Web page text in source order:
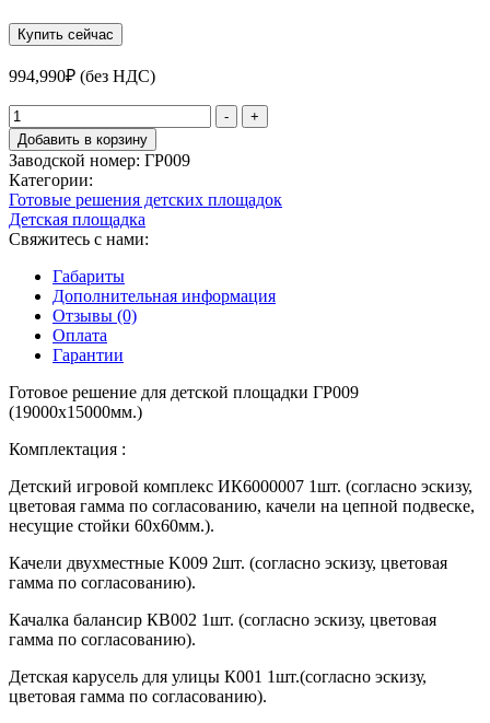
Купить сейчас
994,990₽ (без НДС)
Количество
товара
Готовое
решение
для
детской
площадки
ГР009
-
+
Добавить в корзину
Заводской номер: ГP009
Категории:
Готовые решения детских площадок
Детская площадка
Свяжитесь с нами:
Габариты
Дополнительная информация
Отзывы (0)
Оплата
Гарантии
Готовое решение для детской площадки ГР009
(19000х15000мм.)
Комплектация :
Детский игровой комплекс ИК6000007 1шт. (согласно эскизу,
цветовая гамма по согласованию, качели на цепной подвеске,
несущие стойки 60х60мм.).
Качели двухместные K009 2шт. (согласно эскизу, цветовая
гамма по согласованию).
Качалка балансир КВ002 1шт. (согласно эскизу, цветовая
гамма по согласованию).
Детская карусель для улицы К001 1шт.(согласно эскизу,
цветовая гамма по согласованию).